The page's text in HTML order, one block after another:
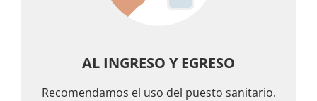
AL INGRESO Y EGRESO
Recomendamos el uso del puesto sanitario.